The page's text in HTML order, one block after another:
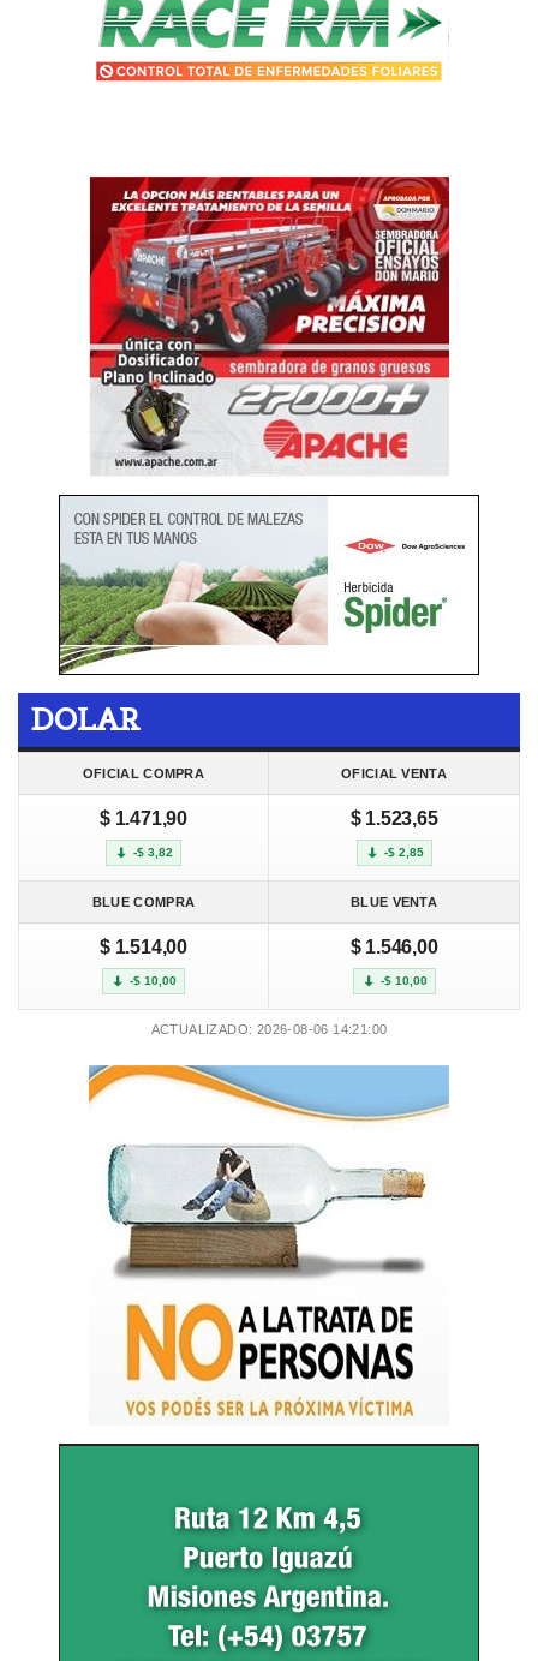
DOLAR
OFICIAL COMPRA OFICIAL VENTA
$ 1.471,90
-$ 3,82
$ 1.523,65
-$ 2,85
BLUE COMPRA BLUE VENTA
$ 1.514,00
-$ 10,00
$ 1.546,00
-$ 10,00
ACTUALIZADO: 2026-08-06 14:21:00